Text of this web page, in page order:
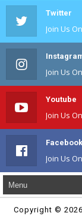
Twitter
Join Us
Join Us
Youtube
Join Us
Facebook
Join Us
Copyright © 2026